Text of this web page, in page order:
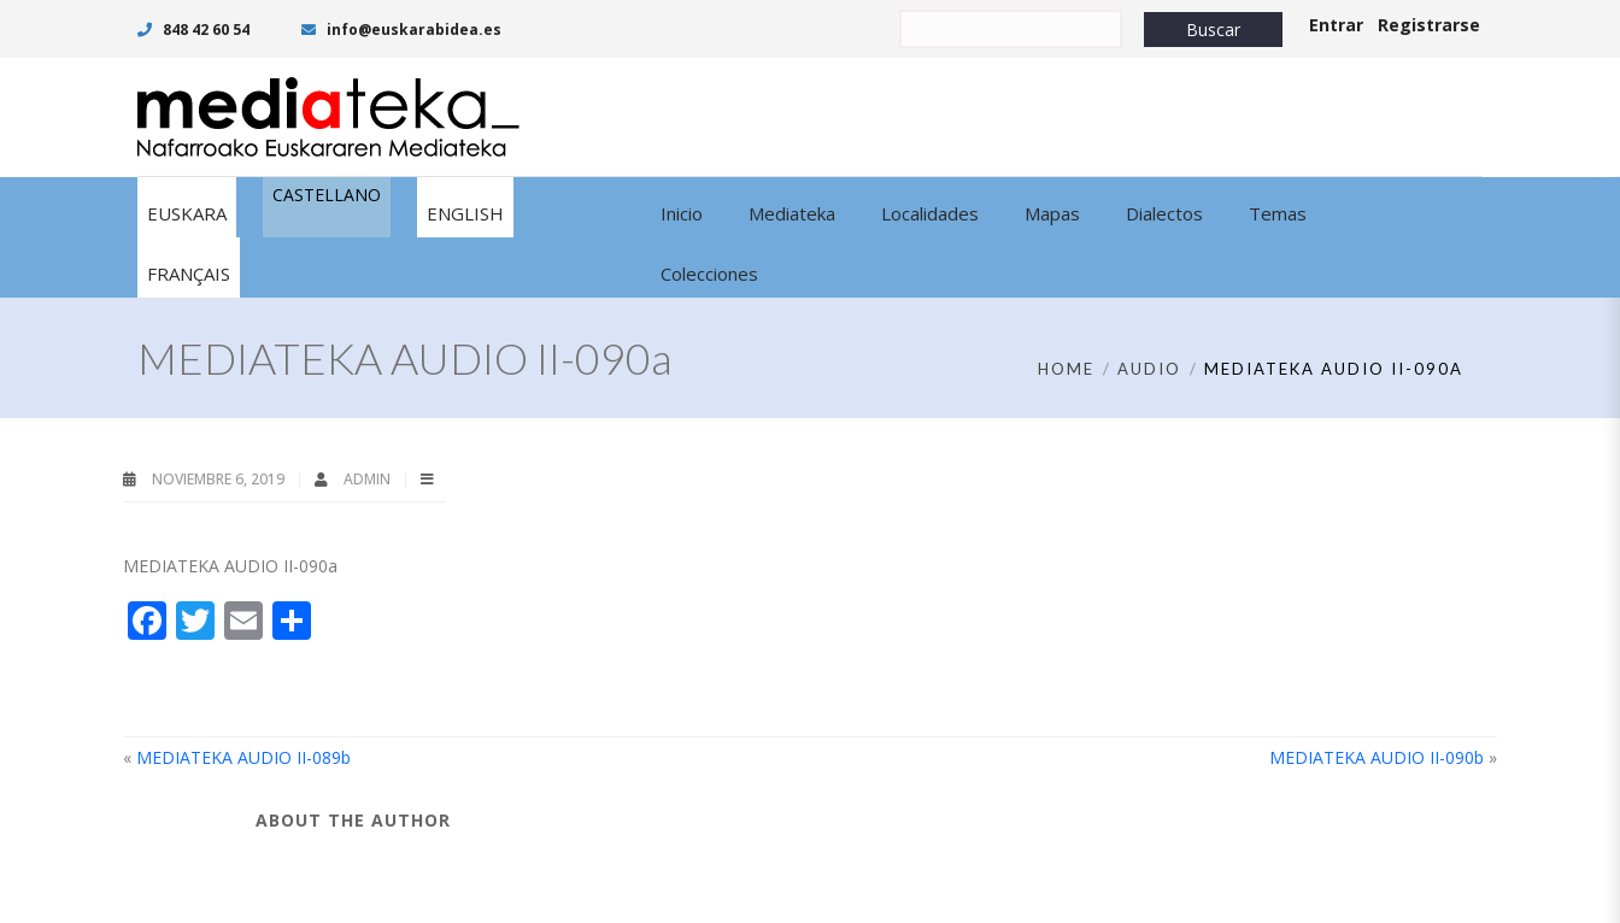
848 42 60 54 info@euskarabidea.es Entrar Registrarse
EUSKARA
CASTELLANO
ENGLISH
FRANÇAIS
Inicio Mediateka Localidades Mapas Dialectos Temas
Colecciones
MEDIATEKA AUDIO II-090a HOME AUDIO MEDIATEKA AUDIO II-090A
NOVIEMBRE 6, 2019 ADMIN
MEDIATEKA AUDIO II-090a
Facebook
Twitter
Email
« MEDIATEKA AUDIO II-089b MEDIATEKA AUDIO II-090b »
ABOUT THE AUTHOR